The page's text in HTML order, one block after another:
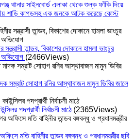
থানার সাইনবোর্ড এলাকা থেকে শুল্ক ফাঁকি দিয়ে
শাড়ি কাপড়সহ এক জনকে আটক করেছে কোস্ট
সন্ত্রাসী তান্ডব, বিকাশের দোকানে হামলা ভাংচুর
অভিযোগ (2466Views)
সম্রাট সোহাগ রনির আস্থাবাজন মামুন ডিবির জালে
পদপ্রার্থী নির্বাচনী মাঠে (2365Views)
মতি বাহিনীর তান্ডব বঙ্গবন্ধু ও প্রধানমন্ত্রীর ছবি